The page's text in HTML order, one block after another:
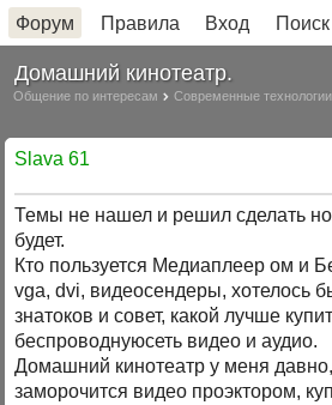
Форум Правила Вход Поиск
Домашний кинотеатр.
Общение по интересам Современные технологии
Slava 61
Темы не нашел и решил сделать
будет.
Кто пользуется Медиаплеер ом и
vga, dvi, видеосендеры, хотелось
знатоков и совет, какой лучше
беспроводнуюсеть видео и аудио.
Домашний кинотеатр у меня
заморочится видео проэктором,